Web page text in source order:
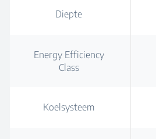
Diepte
Energy Efficiency
Class
Koelsysteem